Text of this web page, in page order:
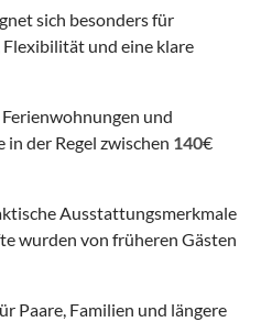
sich besonders für
Flexibilität und eine klare
Ferienwohnungen und
in der Regel zwischen 140€
Ausstattungsmerkmale
wurden von früheren Gästen
Paare, Familien und längere